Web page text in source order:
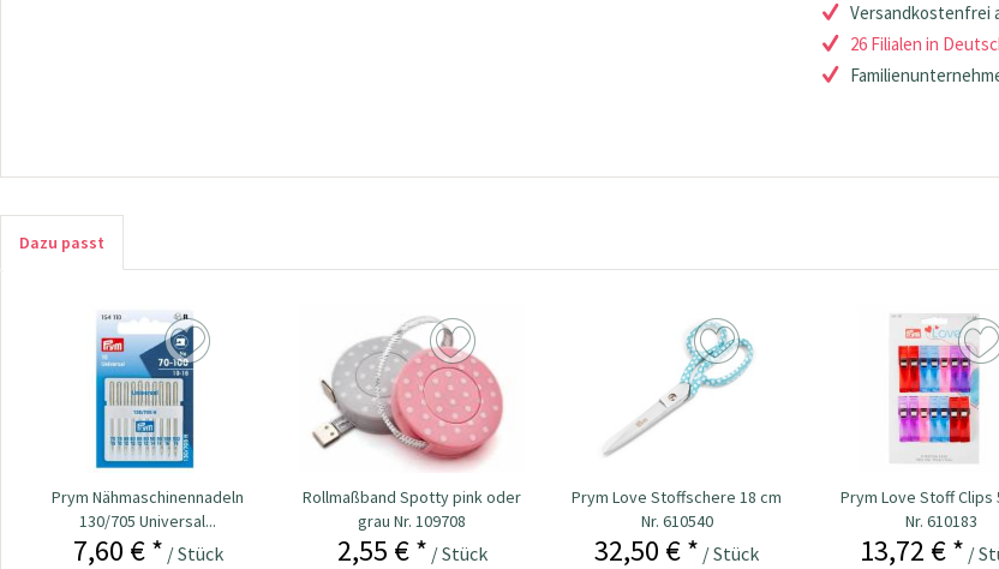
Versandkostenfrei
26 Filialen in
Dazu passt
Prym Nähmaschinennadeln
130/705 Universal...
7,60 € * / Stück
Rollmaßband Spotty pink oder
grau Nr. 109708
2,55 € * / Stück
Prym Love Stoffschere 18 cm
Nr. 610540
32,50 € * / Stück
Prym Love Stoff Clips
Nr. 610183
13,72 € * /